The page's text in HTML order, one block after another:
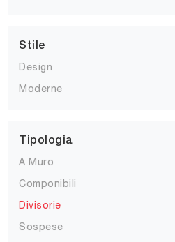
Stile
Design
Moderne
Tipologia
A Muro
Componibili
Divisorie
Sospese